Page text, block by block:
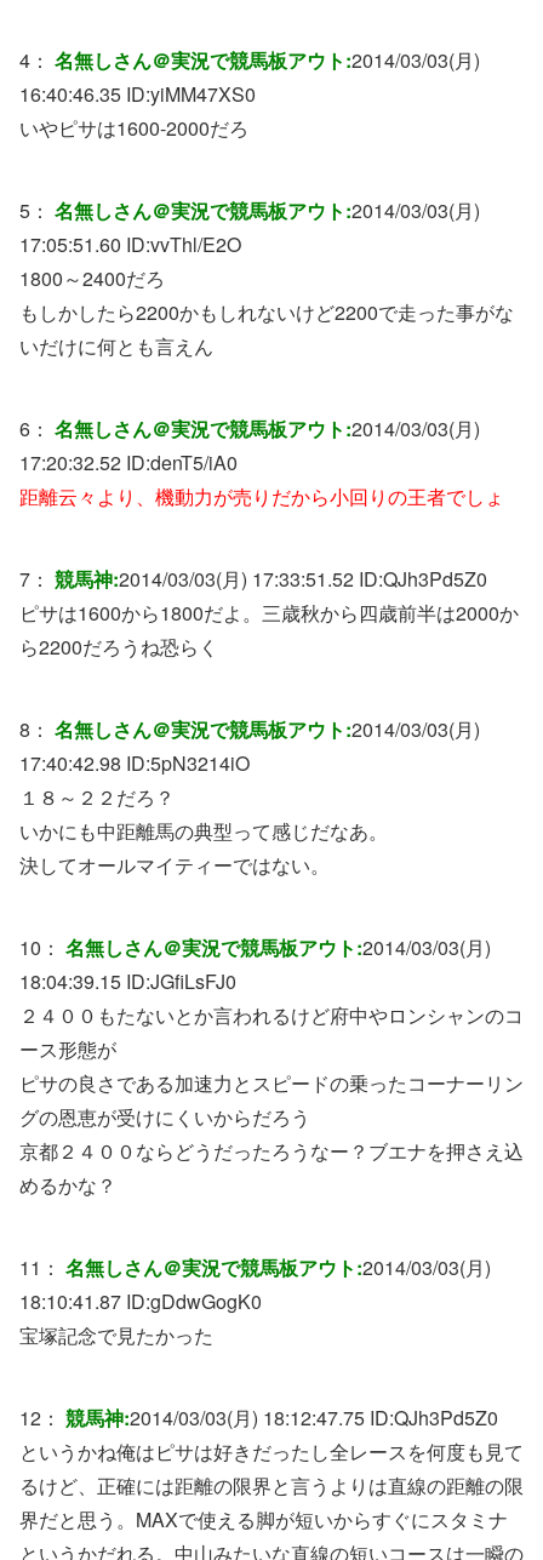
4： 名無しさん＠実況で競馬板アウト:2014/03/03(月)
16:40:46.35 ID:yiMM47XS0
いやピサは1600-2000だろ
5： 名無しさん＠実況で競馬板アウト:2014/03/03(月)
17:05:51.60 ID:vvThl/E2O
1800～2400だろ
もしかしたら2200かもしれないけど2200で走った事がな
いだけに何とも言えん
6： 名無しさん＠実況で競馬板アウト:2014/03/03(月)
17:20:32.52 ID:denT5/iA0
距離云々より、機動力が売りだから小回りの王者でしょ
7： 競馬神:2014/03/03(月) 17:33:51.52 ID:QJh3Pd5Z0
ピサは1600から1800だよ。三歳秋から四歳前半は2000か
ら2200だろうね恐らく
8： 名無しさん＠実況で競馬板アウト:2014/03/03(月)
17:40:42.98 ID:5pN3214iO
１８～２２だろ？
いかにも中距離馬の典型って感じだなあ。
決してオールマイティーではない。
10： 名無しさん＠実況で競馬板アウト:2014/03/03(月)
18:04:39.15 ID:JGfiLsFJ0
２４００もたないとか言われるけど府中やロンシャンのコ
ース形態が
ピサの良さである加速力とスピードの乗ったコーナーリン
グの恩恵が受けにくいからだろう
京都２４００ならどうだったろうなー？ブエナを押さえ込
めるかな？
11： 名無しさん＠実況で競馬板アウト:2014/03/03(月)
18:10:41.87 ID:gDdwGogK0
宝塚記念で見たかった
12： 競馬神:2014/03/03(月) 18:12:47.75 ID:QJh3Pd5Z0
というかね俺はピサは好きだったし全レースを何度も見て
るけど、正確には距離の限界と言うよりは直線の距離の限
界だと思う。MAXで使える脚が短いからすぐにスタミナ
というかだれる。中山みたいな直線の短いコースは一瞬の